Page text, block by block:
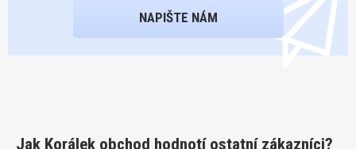
NAPIŠTE NÁM
Jak Korálek obchod hodnotí ostatní zákazníci?